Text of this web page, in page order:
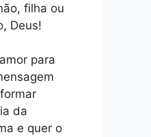
filha ou
Deus!
para
da
e quer o